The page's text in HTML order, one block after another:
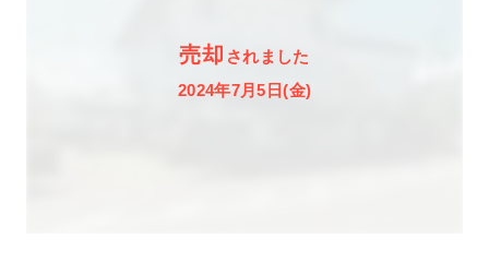
売却 されました
2024年7月5日(金)